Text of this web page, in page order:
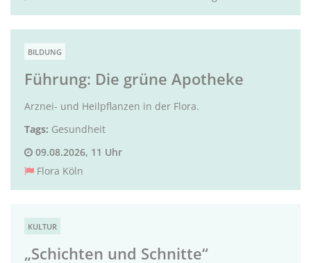
BILDUNG
Führung: Die grüne Apotheke
Arznei- und Heilpflanzen in der Flora.
Tags: Gesundheit
09.08.2026, 11 Uhr
Flora Köln
KULTUR
„Schichten und Schnitte“